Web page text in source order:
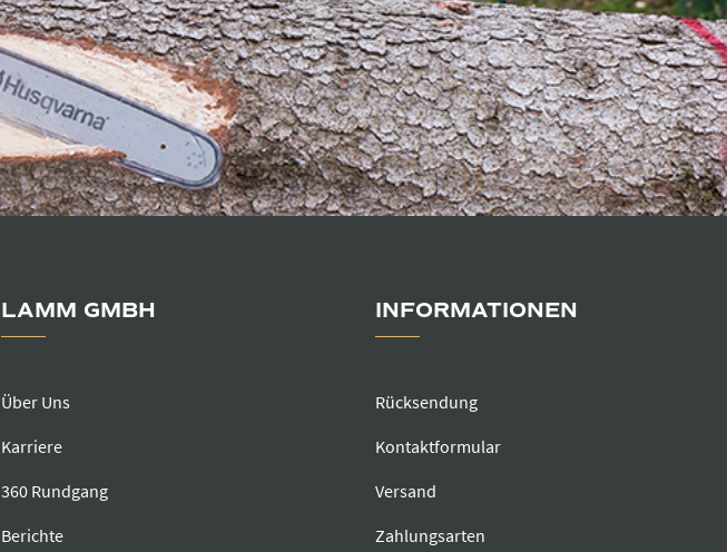
LAMM GMBH
Über Uns
Karriere
360 Rundgang
Berichte
INFORMATIONEN
Rücksendung
Kontaktformular
Versand
Zahlungsarten